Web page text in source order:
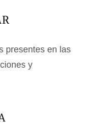
presentes en las
y